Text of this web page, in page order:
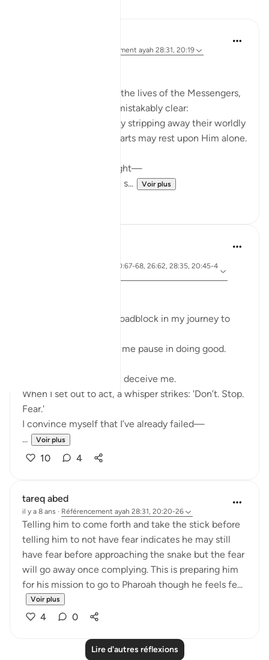
Référencement ayah 28:31, 20:19
When we reflect upon the lives of the Messengers,
one truth becomes unmistakably clear:
means, so that their hearts may rest upon Him alone.
In the depths of the night—
when fear clings to the s...
Voir plus
ayah 28:31, 20:67-68, 26:62, 28:35, 20:45-4
I’ve realized there is a roadblock in my journey to
Something that makes me pause in doing good.
My first thoughts often deceive me.
When I set out to act, a whisper strikes: 'Don’t. Stop.
Fear.'
I convince myself that I’ve already failed—
...
Voir plus
10 4
tareq abed
il y a 8 ans · Référencement ayah 28:31, 20:20-26
Telling him to come forth and take the stick before
telling him to not have fear indicates he may still
have fear before approaching the snake but the fear
will go away once complying. This is preparing him
for his mission to go to Pharoah though he feels fe...
Voir plus
4 0
Lire d'autres réflexions